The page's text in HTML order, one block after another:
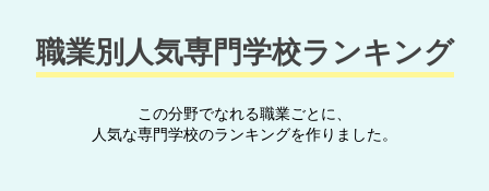
職業別人気専門学校ランキング
この分野でなれる職業ごとに、
人気な専門学校のランキングを作りました。